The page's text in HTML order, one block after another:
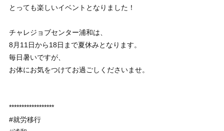
とっても楽しいイベントとなりました！
チャレジョブセンター浦和は、
8月11日から18日まで夏休みとなります。
毎日暑いですが、
お体にお気をつけてお過ごしくださいませ。
******************
#就労移行